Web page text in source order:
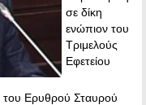
σε δίκη
ενώπιον του
Τριμελούς
Εφετείου
του Ερυθρού Σταυρού